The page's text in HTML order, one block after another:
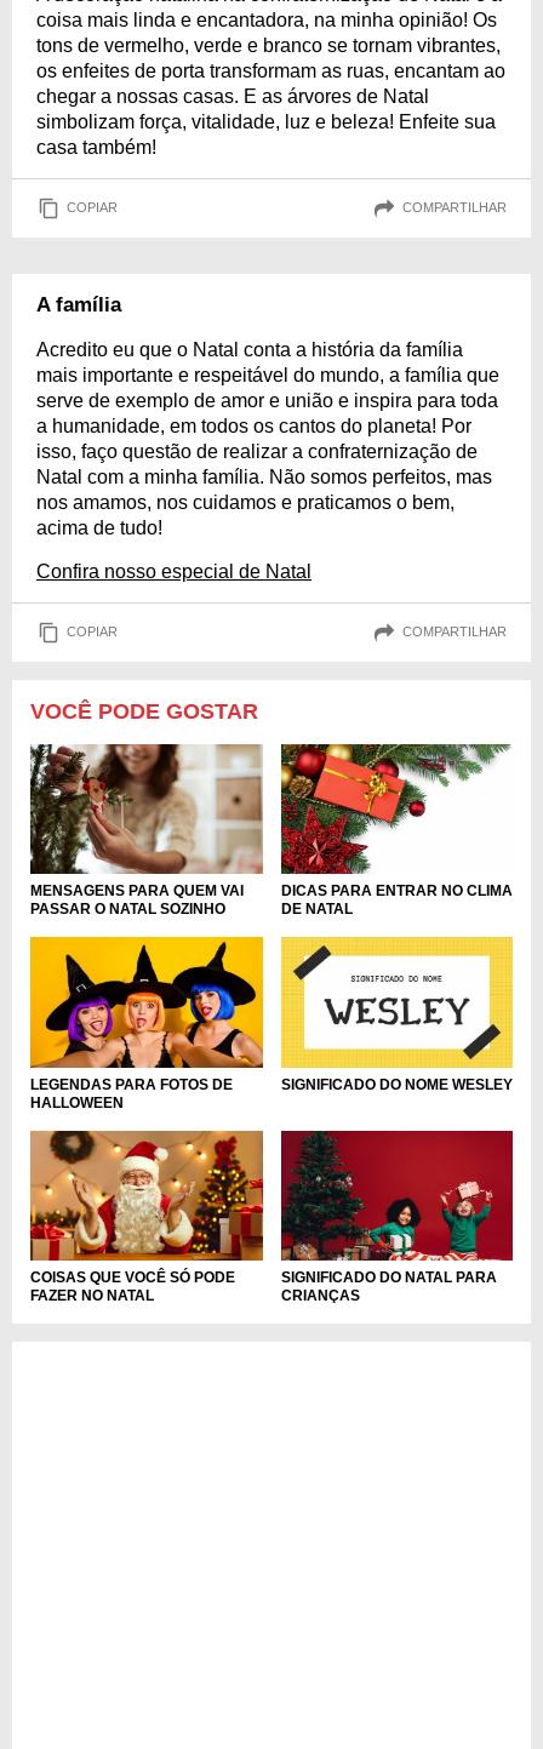
coisa mais linda e encantadora, na minha opinião! Os
tons de vermelho, verde e branco se tornam vibrantes,
os enfeites de porta transformam as ruas, encantam ao
chegar a nossas casas. E as árvores de Natal
simbolizam força, vitalidade, luz e beleza! Enfeite sua
casa também!
COPIAR COMPARTILHAR
A família
Acredito eu que o Natal conta a história da família
mais importante e respeitável do mundo, a família que
serve de exemplo de amor e união e inspira para toda
a humanidade, em todos os cantos do planeta! Por
isso, faço questão de realizar a confraternização de
Natal com a minha família. Não somos perfeitos, mas
nos amamos, nos cuidamos e praticamos o bem,
acima de tudo!
Confira nosso especial de Natal
COPIAR COMPARTILHAR
VOCÊ PODE GOSTAR
MENSAGENS PARA QUEM VAI
PASSAR O NATAL SOZINHO
DICAS PARA ENTRAR NO CLIMA
DE NATAL
LEGENDAS PARA FOTOS DE
HALLOWEEN
SIGNIFICADO DO NOME WESLEY
COISAS QUE VOCÊ SÓ PODE
FAZER NO NATAL
SIGNIFICADO DO NATAL PARA
CRIANÇAS